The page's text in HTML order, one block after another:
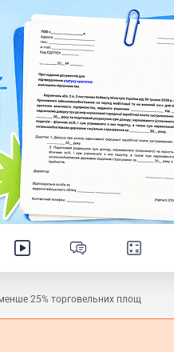
25% торговельних площ